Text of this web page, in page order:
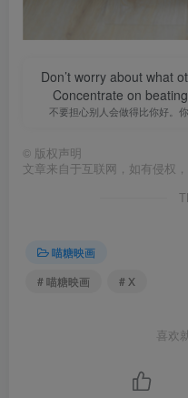
Don’t worry about what
Concentrate on
不要担心别人会做得比你好。
© 版权声明
文章来自于互联网，如有侵权
喵糖映画
# 喵糖映画
# X
喜欢